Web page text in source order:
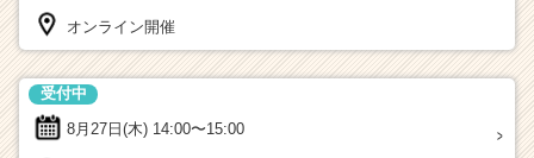
オンライン開催
8月27日(木) 14:00〜15:00
受付中